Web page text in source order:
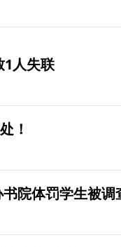
1人失联
！
院体罚学生被调